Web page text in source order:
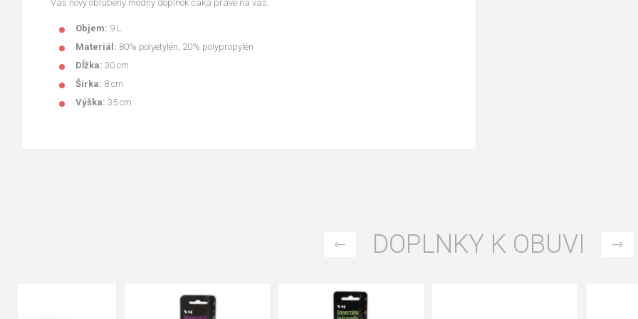
Váš nový obľúbený módny doplnok čaká práve na vás.
Objem: 9 L
Materiál: 80% polyetylén, 20% polypropylén
Dĺžka: 30 cm
Šírka: 8 cm
Výška: 35 cm
DOPLNKY K OBUVI
35 36
41
42
35 36